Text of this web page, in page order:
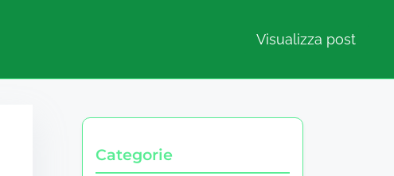
Visualizza post
Categorie